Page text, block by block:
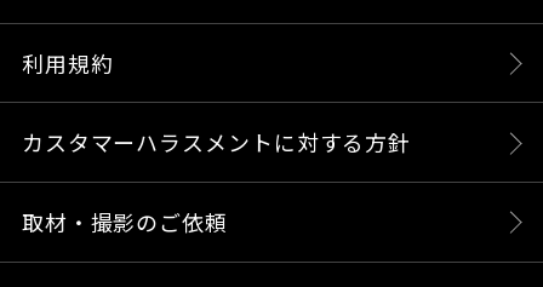
利用規約
カスタマーハラスメントに対する方針
取材・撮影のご依頼